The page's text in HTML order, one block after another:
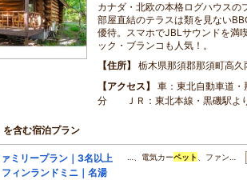
カナダ・北欧の本格ログハウスの
部屋直結のテラスは類を見ない
優待。スマホでJBLサウンドを満
ック・ブランコも人気！。
住所
栃木県那須郡那須町高
アクセス
車：東北自動車道
分 ＪＲ：東北本線・黒磯駅よ
を含む宿泊プラン
ァミリープラン｜3名以上
ィンランドミニ｜名湯
…、電気カーペット 、ファン…